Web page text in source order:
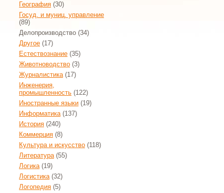
География (30)
Госуд. и муниц. управление
(89)
Делопроизводство (34)
Другое (17)
Естествознание (35)
Животноводство (3)
Журналистика(17)
Инженерия,
промышленность (122)
Иностранные языки (19)
Информатика(137)
История (240)
Коммерция (8)
Культура и искусство (118)
Литература(55)
Логика(19)
Логистика(32)
Логопедия (5)